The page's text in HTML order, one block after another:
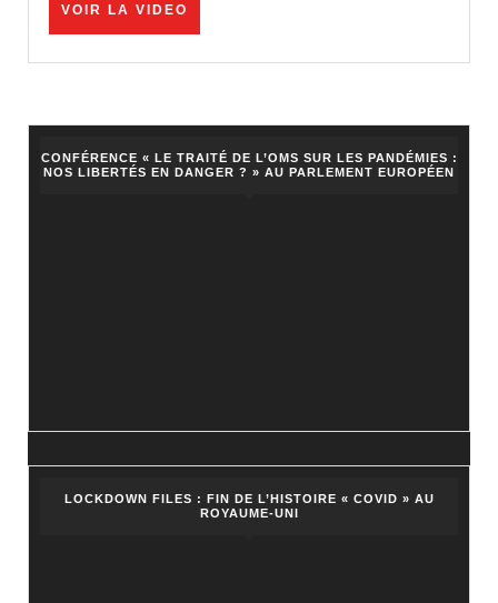
de
stupéfiants.
VOIR LA VIDEO
CONFÉRENCE « LE TRAITÉ DE L’OMS SUR LES PANDÉMIES :
NOS LIBERTÉS EN DANGER ? » AU PARLEMENT EUROPÉEN
LOCKDOWN FILES : FIN DE L’HISTOIRE « COVID » AU
ROYAUME-UNI